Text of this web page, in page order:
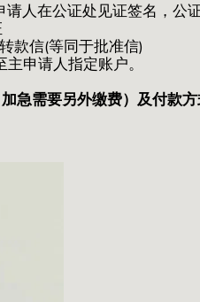
人在公证处见证签名，公
款信(等同于批准信)
申请人指定账户。
急需要另外缴费）及付款方